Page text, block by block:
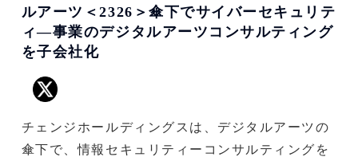
ルアーツ＜2326＞傘下でサイバーセキュリテ
ィ―事業のデジタルアーツコンサルティング
を子会社化
チェンジホールディングスは、デジタルアーツの
傘下で、情報セキュリティーコンサルティングを